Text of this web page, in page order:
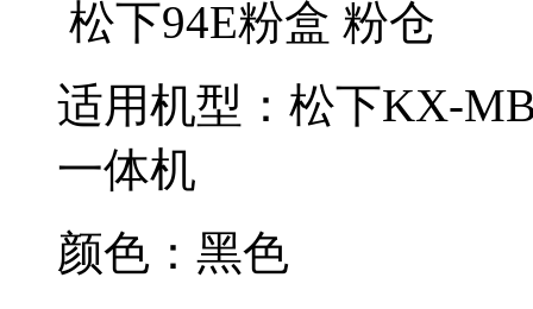
松下94E粉盒 粉仓
适用机型：松下KX-
一体机
颜色：黑色